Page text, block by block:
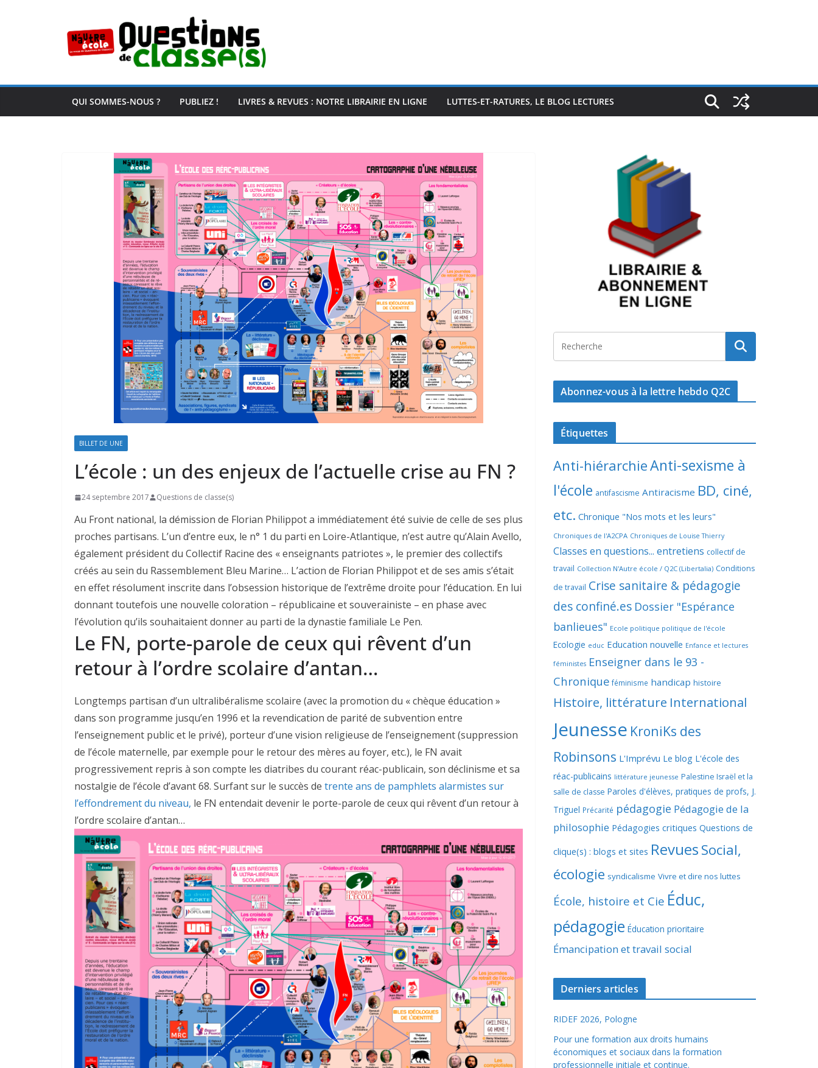
QUI SOMMES-NOUS ? PUBLIEZ ! LIVRES & REVUES : NOTRE LIBRAIRIE EN LIGNE LUTTES-ET-RATURES, LE BLOG LECTURES
BILLET DE UNE
L’école : un des enjeux de l’actuelle crise au FN ?
24 septembre 2017 Questions de classe(s)
Au Front national, la démission de Florian Philippot a immédiatement été suivie de celle de ses plus
proches partisans. L’un d’entre eux, le n° 1 du parti en Loire-Atlantique, n’est autre qu’Alain Avello,
également président du Collectif Racine des « enseignants patriotes », le premier des collectifs
créés au sein du Rassemblement Bleu Marine… L’action de Florian Philippot et de ses amis s’était
en effet résolument inscrite dans l’obsession historique de l’extrême droite pour l’éducation. En lui
donnant toutefois une nouvelle coloration – républicaine et souverainiste – en phase avec
l’évolution qu’ils souhaitaient donner au parti de la dynastie familiale Le Pen.
Le FN, porte-parole de ceux qui rêvent d’un
retour à l’ordre scolaire d’antan…
Longtemps partisan d’un ultralibéralisme scolaire (avec la promotion du « chèque éducation »
dans son programme jusqu’en 1996 et la revendication de parité de subvention entre
l’enseignement public et le privé), porteur d’une vision religieuse de l’enseignement (suppression
de l’école maternelle, par exemple pour le retour des mères au foyer, etc.), le FN avait
progressivement repris à son compte les diatribes du courant réac-publicain, son déclinisme et sa
nostalgie de l’école d’avant 68. Surfant sur le succès de trente ans de pamphlets alarmistes sur
l’effondrement du niveau, le FN entendait devenir le porte-parole de ceux qui rêvent d’un retour à
l’ordre scolaire d’antan…
Abonnez-vous à la lettre hebdo Q2C
Étiquettes
Anti-hiérarchieAnti-sexisme à
l'école antifascisme Antiracisme BD, ciné,
etc. Chronique "Nos mots et les leurs"
Chroniques de l'A2CPA Chroniques de Louise Thierry
Classes en questions... entretiens collectif de
travail Collection N'Autre école / Q2C (Libertalia) Conditions
de travail Crise sanitaire & pédagogie
des confiné.es Dossier "Espérance
banlieues" Ecole politique politique de l'école
Ecologie educ Education nouvelle Enfance et lectures
féministes Enseigner dans le 93 -
Chronique féminisme handicap histoire
Histoire, littérature International
Jeunesse KroniKs des
Robinsons L'Imprévu Le blog L'école des
réac-publicains littérature jeunesse Palestine Israël et la
salle de classe Paroles d'élèves, pratiques de profs, J.
Triguel Précarité pédagogie Pédagogie de la
philosophie Pédagogies critiques Questions de
clique(s) : blogs et sites RevuesSocial,
écologie syndicalisme Vivre et dire nos luttes
École, histoire et Cie Éduc,
pédagogie Éducation prioritaire
Émancipation et travail social
Derniers articles
RIDEF 2026, Pologne
Pour une formation aux droits humains
économiques et sociaux dans la formation
professionnelle initiale et continue.